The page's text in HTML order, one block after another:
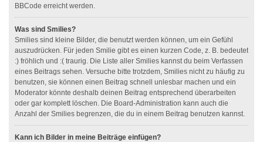
BBCode erreicht werden.
Was sind Smilies?
Smilies sind kleine Bilder, die benutzt werden können, um ein Gefühl
auszudrücken. Für jeden Smilie gibt es einen kurzen Code, z. B. bedeutet
:) fröhlich und :( traurig. Die Liste aller Smilies kannst du beim Verfassen
eines Beitrags sehen. Versuche bitte trotzdem, Smilies nicht zu häufig zu
benutzen, sie können einen Beitrag schnell unlesbar machen und ein
Moderator könnte deshalb deinen Beitrag entsprechend überarbeiten
oder gar komplett löschen. Die Board-Administration kann auch die
Anzahl der Smilies begrenzen, die du in einem Beitrag benutzen kannst.
Kann ich Bilder in meine Beiträge einfügen?